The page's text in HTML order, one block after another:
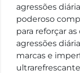
agressões
poderoso
para reforçar
agressões
marcas e